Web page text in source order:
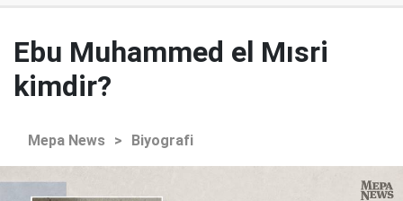
Ebu Muhammed el Mısri
kimdir?
Mepa News > Biyografi